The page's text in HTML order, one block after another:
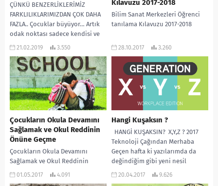
ÇÜNKÜ BENZERLİKLERİMİZ
FARKLILIKLARIMIZDAN ÇOK DAHA
FAZLA.. Çocuklar büyüyor… Artık
odak noktası sadece kendisi ve
kendi istedikleri değil…
21.02.2019 3.550
Kılavuzu 2017-2018
Bilim Sanat Merkezleri Öğrenci
tanılama Kılavuzu 2017-2018
28.10.2017 3.260
Çocukların Okula Devamını
Sağlamak ve Okul Reddinin
Önüne Geçme
Çocukların Okula Devamını
Sağlamak ve Okul Reddinin
Önüne Geçme Okul psikolojik
01.05.2017 4.091
Hangi Kuşaksın ?
HANGİ KUŞAKSIN? X,Y,Z ? 2017
Teknoloji Çağından Merhaba
Geçen hafta ki yazılarımda da
değindiğim gibi yeni nesil
tamamen farklı...
20.04.2017 9.626